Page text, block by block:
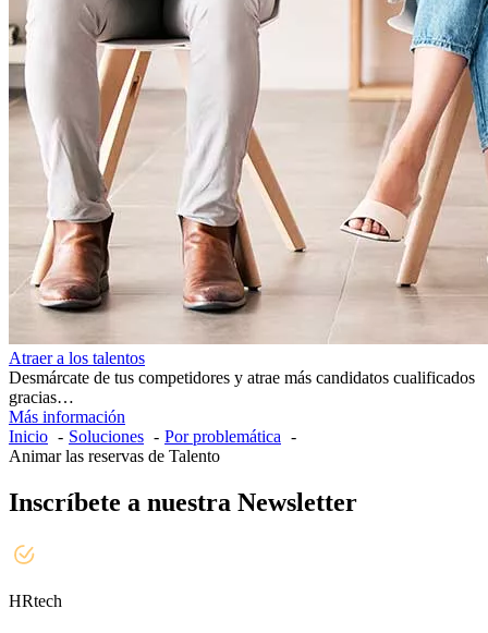
Atraer a los talentos
Desmárcate de tus competidores y atrae más candidatos cualificados
gracias…
Más información
Inicio
Soluciones
Por problemática
Animar las reservas de Talento
Inscríbete a nuestra Newsletter
HRtech